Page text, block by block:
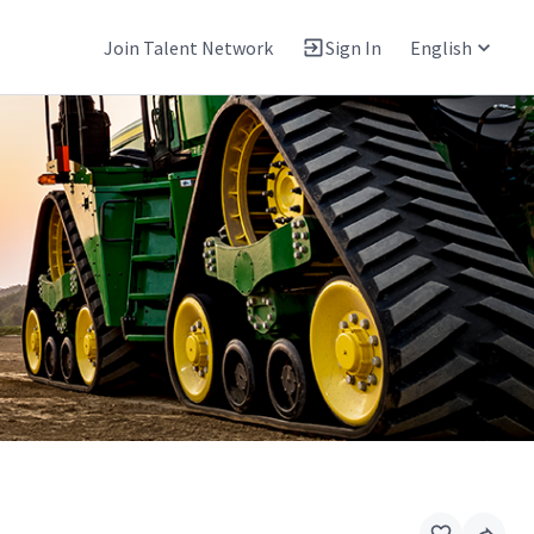
Join Talent Network Sign In English